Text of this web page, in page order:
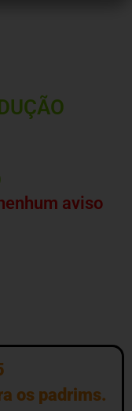
aviso
os padrims.